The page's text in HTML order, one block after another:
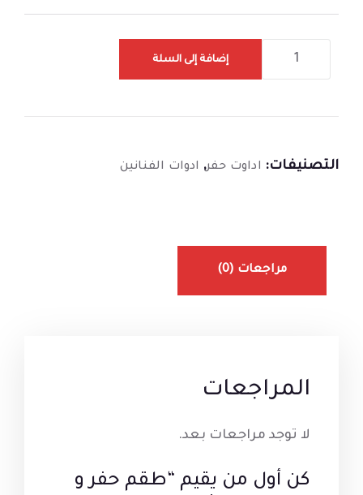
إضافة إلى السلة
التصنيفات: اداوت حفر, ادوات الفنانين
مراجعات (0)
المراجعات
لا توجد مراجعات بعد.
كن أول من يقيم “طقم حفر و